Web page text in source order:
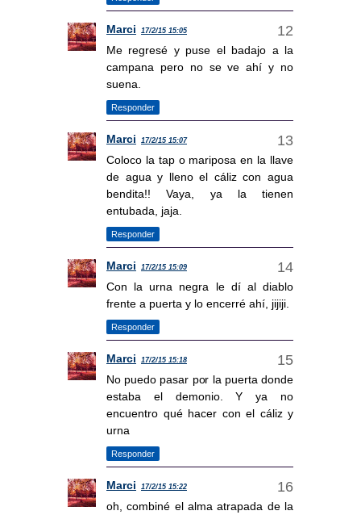
Marci 17/2/15 15:05
Me regresé y puse el badajo a la
campana pero no se ve ahí y no
suena.
Responder
Marci 17/2/15 15:07
Coloco la tap o mariposa en la llave
de agua y lleno el cáliz con agua
bendita!! Vaya, ya la tienen
entubada, jaja.
Responder
Marci 17/2/15 15:09
Con la urna negra le dí al diablo
frente a puerta y lo encerré ahí, jijiji.
Responder
Marci 17/2/15 15:18
No puedo pasar por la puerta donde
estaba el demonio. Y ya no
encuentro qué hacer con el cáliz y
urna
Responder
Marci 17/2/15 15:22
oh, combiné el alma atrapada de la